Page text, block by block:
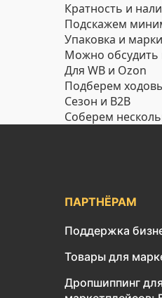
Кратность и
Подскажем
Упаковка и
Можно обсудить
Для WB и Ozon
Подберем
Сезон и B2B
Соберем
ПАРТНЁРАМ
Поддержка
Товары для
Дропшиппинг для